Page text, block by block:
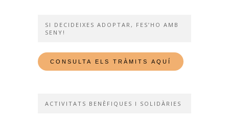
SI DECIDEIXES ADOPTAR, FES’HO AMB
SENY!
ACTIVITATS BENÈFIQUES I SOLIDÀRIES